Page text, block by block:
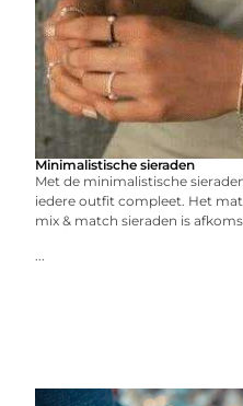
Minimalistische sieraden
Met de minimalistische
iedere outfit compleet. Het
mix & match sieraden is
...